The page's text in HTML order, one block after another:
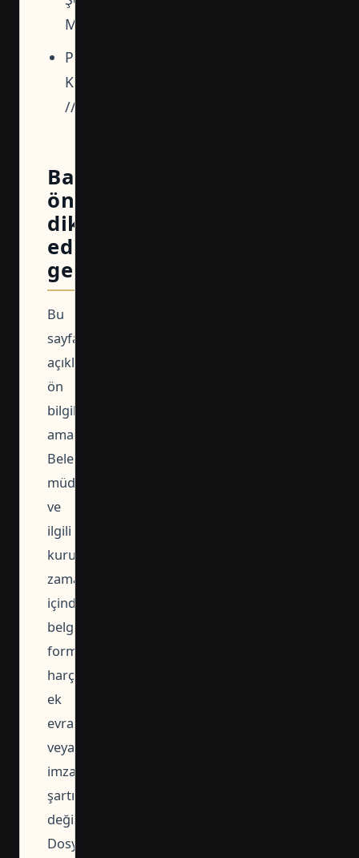
Müdürlüğü
Proje
Kontrol
//201…
Başvuru
öncesi
dikkat
edilmesi
gerekenler
Bu
sayfadaki
açıklamalar
ön
bilgilendirme
amaçlıdır.
Belediyeler,
müdürlükler
ve
ilgili
kurumlar
zaman
içinde
belge
formatı,
harç,
ek
evrak
veya
imza
şartı
değiştirebilir.
Dosyayı